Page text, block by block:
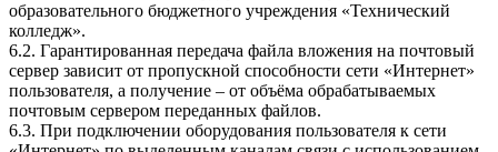
образовательного бюджетного учреждения «Технический
колледж».
6.2. Гарантированная передача файла вложения на почтовый
сервер зависит от пропускной способности сети «Интернет»
пользователя, а получение – от объёма обрабатываемых
почтовым сервером переданных файлов.
6.3. При подключении оборудования пользователя к сети